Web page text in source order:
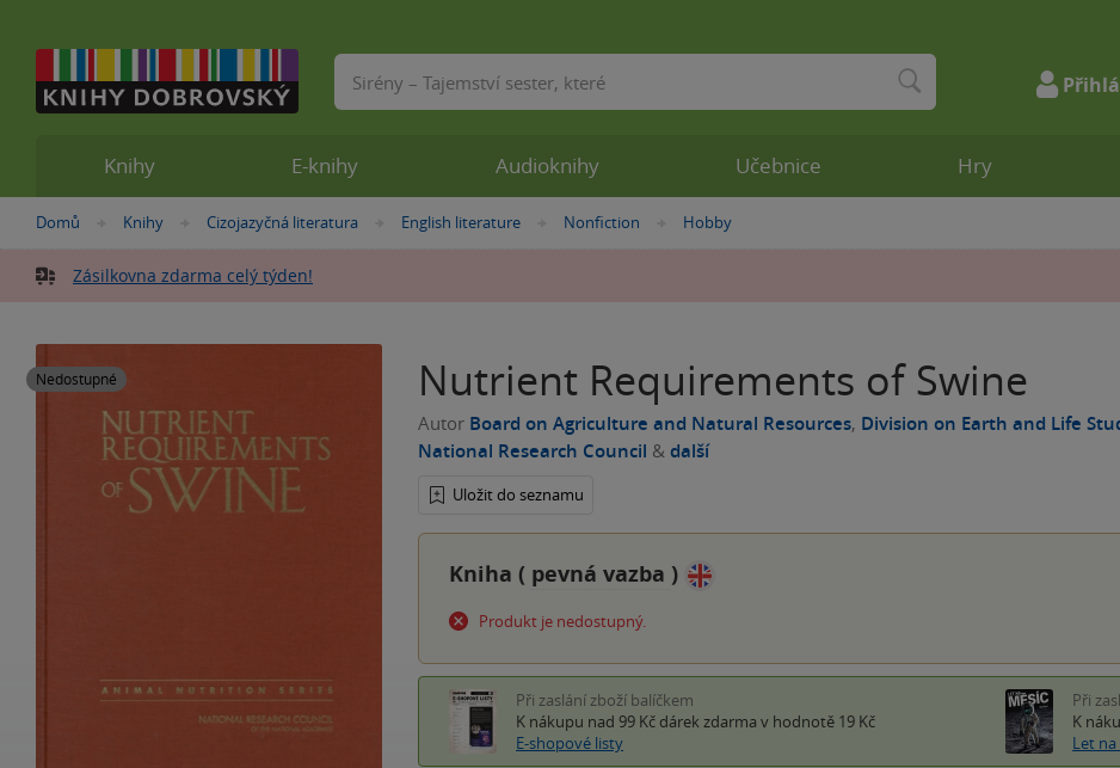
Nacházíte
zde:
Domů »
Knihy »
Cizojazyčná literatura »
English literature »
Nonfiction »Hobby
Zásilkovna zdarma celý týden!
Nedostupné Nutrient Requirements of Swine
Autor Board on Agriculture and Natural Resources, Division on Earth and Life
National Research Council & další
Uložit do seznamu
Kniha ( pevná vazba )
Produkt je nedostupný.
Při zaslání zboží balíčkem
K nákupu nad 99 Kč dárek zdarma v hodnotě 19 Kč
E-shopové listy
Při
K
Let
Knihy E-knihy Audioknihy Učebnice Hry
Vyhledávání